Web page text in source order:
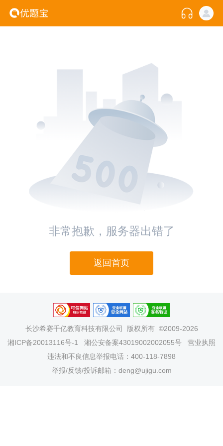
非常抱歉，服务器出错了
返回首页
长沙希赛千亿教育科技有限公司
版权所有 ©2009-2026
湘ICP备20013116号-1
湘公安备案43019002002055号
营业执照
违法和不良信息举报电话：400-118-7898
举报/反馈/投诉邮箱：deng@ujigu.com